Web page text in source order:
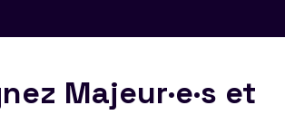
Majeur·e·s et